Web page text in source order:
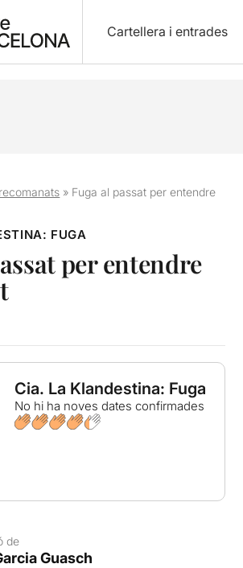
Cartellera i entrades
» Fuga al passat per entendre
FUGA
per entendre
Cia. La Klandestina: Fuga
No hi ha noves dates confirmades
de
Guasch